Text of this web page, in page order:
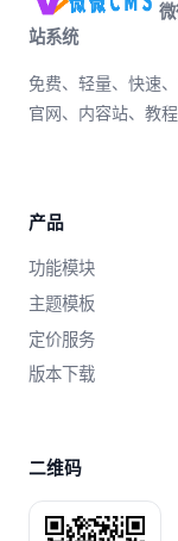
站系统
免费、轻量、快速
官网、内容站、教
产品
功能模块
主题模板
定价服务
版本下载
二维码